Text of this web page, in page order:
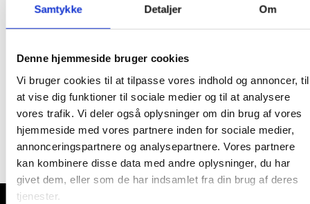
Samtykke Detaljer Om
Denne hjemmeside bruger cookies
Vi bruger cookies til at tilpasse vores indhold og annoncer, til
at vise dig funktioner til sociale medier og til at analysere
vores trafik. Vi deler også oplysninger om din brug af vores
hjemmeside med vores partnere inden for sociale medier,
annonceringspartnere og analysepartnere. Vores partnere
kan kombinere disse data med andre oplysninger, du har
givet dem, eller som de har indsamlet fra din brug af deres
tjenester.